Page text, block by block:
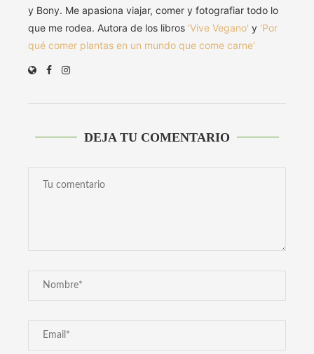
y Bony. Me apasiona viajar, comer y fotografiar todo lo
que me rodea. Autora de los libros 'Vive Vegano' y 'Por
qué comer plantas en un mundo que come carne'
DEJA TU COMENTARIO